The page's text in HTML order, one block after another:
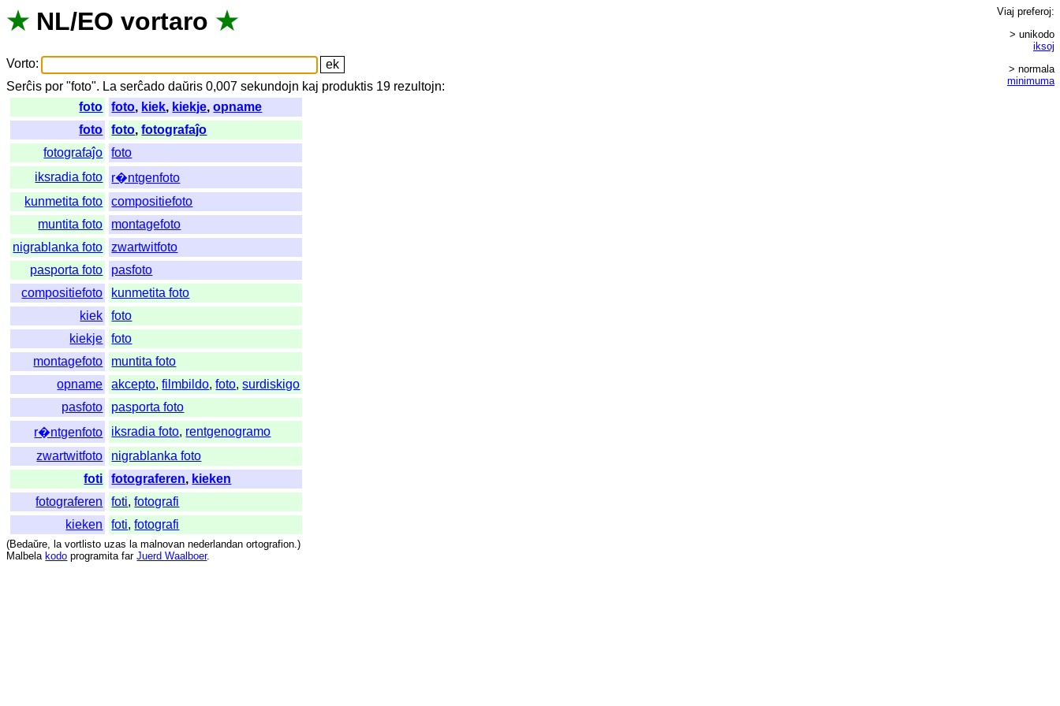
★ NL/EO vortaro ★
Vorto:
Serĉis por "foto". La serĉado daŭris 0,007sekundojn kaj produktis 19 rezultojn:
foto
foto, kiek, kiekje,opname
foto
foto,fotografaĵo
fotografaĵo
foto
iksradia foto
r�ntgenfoto
kunmetita foto
compositiefoto
muntita foto
montagefoto
nigrablanka foto
zwartwitfoto
pasporta foto
pasfoto
compositiefoto
kunmetita foto
kiek
foto
kiekje
foto
montagefoto
muntita foto
opname
akcepto,filmbildo,foto,surdiskigo
pasfoto
pasporta foto
r�ntgenfoto
iksradia foto, rentgenogramo
zwartwitfoto
nigrablanka foto
foti
fotograferen, kieken
fotograferen
foti,fotografi
kieken
foti,fotografi
Viaj preferoj:
> unikodo
iksoj
> normala
minimuma
(Bedaŭre, la vortlisto uzas la malnovan nederlandan ortografion.)
Malbela kodo programita far Juerd Waalboer.